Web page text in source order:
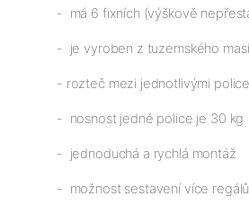
- má 6 fixních (výškově
- je vyroben z tuzemského
- rozteč mezi jednotlivými
- nosnost jedné police je 30 kg
- jednoduchá a rychlá montáž
- možnost sestavení více